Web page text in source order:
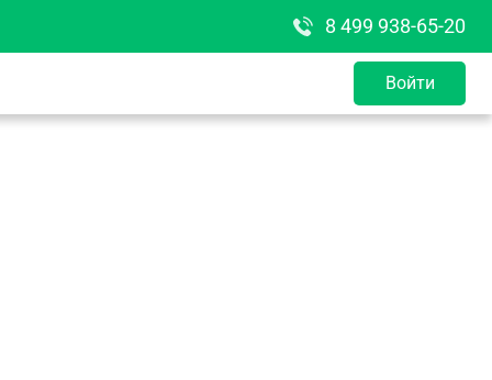
8 499 938-65-20
Войти